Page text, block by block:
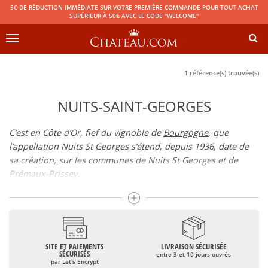
5€ DE RÉDUCTION IMMÉDIATE SUR VOTRE PREMIÈRE COMMANDE POUR TOUT ACHAT
SUPÉRIEUR À 50€ AVEC LE CODE "WELCOME"
Toggle
1 référence(s) trouvée(s)
NUITS-SAINT-GEORGES
C’est en Côte d’Or, fief du vignoble de Bourgogne, que
l’appellation Nuits St Georges s’étend, depuis 1936, date de
sa création, sur les communes de Nuits St Georges et de
Prémaux-Prissey.
village de la Côte de Nuits dont plusieurs climats sont classés
en premiers crus. La production de l’appellation est
majoritairement rouge (96% de la production environ).
Rouge, le Nuits St Georges vin réalisé à partir du Pinot Noir,
révèle des arômes de fruits rouges et de fruits frais, ainsi que
SITE ET PAIEMENTS
SÉCURISÉS
par Let's Encrypt
LIVRAISON SÉCURISÉE
entre 3 et 10 jours ouvrés